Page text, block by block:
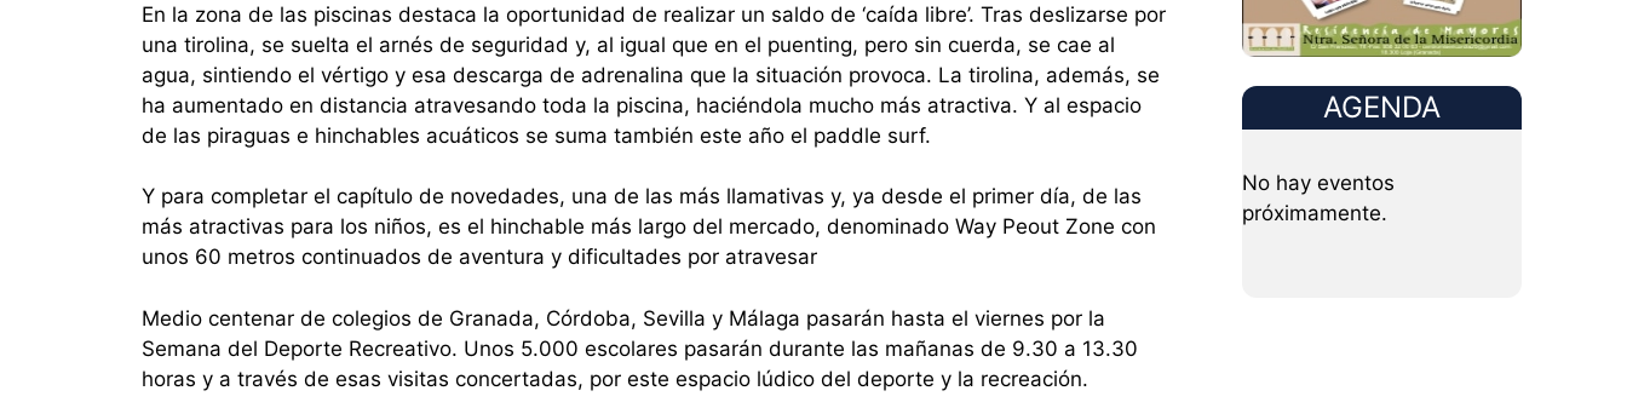
En la zona de las piscinas destaca la oportunidad de realizar un saldo de ‘caída libre’. Tras deslizarse por
una tirolina, se suelta el arnés de seguridad y, al igual que en el puenting, pero sin cuerda, se cae al
agua, sintiendo el vértigo y esa descarga de adrenalina que la situación provoca. La tirolina, además, se
ha aumentado en distancia atravesando toda la piscina, haciéndola mucho más atractiva. Y al espacio
de las piraguas e hinchables acuáticos se suma también este año el paddle surf.
Y para completar el capítulo de novedades, una de las más llamativas y, ya desde el primer día, de las
más atractivas para los niños, es el hinchable más largo del mercado, denominado Way Peout Zone con
unos 60 metros continuados de aventura y dificultades por atravesar
Medio centenar de colegios de Granada, Córdoba, Sevilla y Málaga pasarán hasta el viernes por la
Semana del Deporte Recreativo. Unos 5.000 escolares pasarán durante las mañanas de 9.30 a 13.30
horas y a través de esas visitas concertadas, por este espacio lúdico del deporte y la recreación.
AGENDA
No hay eventos
próximamente.